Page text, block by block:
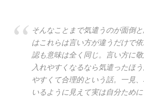
そんなことまで気遣うのが面倒
はこれらは言い方が違うだけで
認も意味は全く同じ。言い方に
入れやすくなるなら気遣ったほ
やすくて合理的という話。一見
いるように見えて実は自分ために